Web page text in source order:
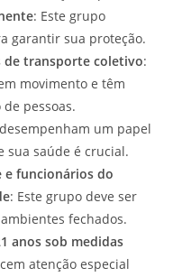
: Este grupo
garantir sua proteção.
de transporte coletivo:
movimento e têm
pessoas.
um papel
sua saúde é crucial.
e funcionários do
: Este grupo deve ser
fechados.
anos sob medidas
atenção especial